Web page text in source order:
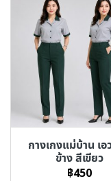
กางเกงแม่บ้าน เอ
ข้าง สีเขียว
฿450